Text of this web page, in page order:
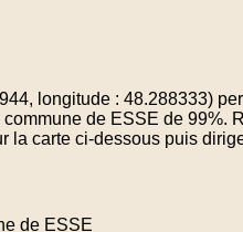
longitude : 48.288333)
de ESSE de 99%.
la carte ci-dessous puis
de ESSE